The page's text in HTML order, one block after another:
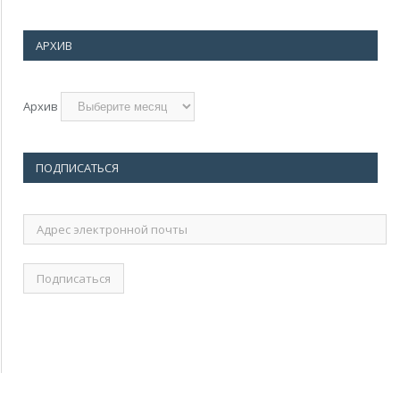
АРХИВ
Архив
ПОДПИСАТЬСЯ
Адрес
электронной